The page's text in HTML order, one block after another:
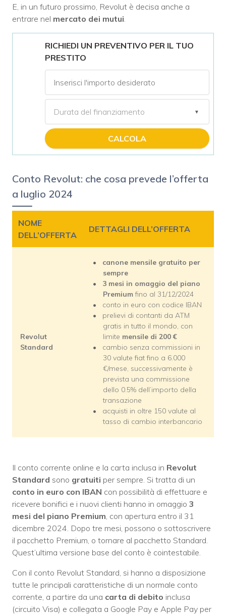
E, in un futuro prossimo, Revolut è decisa anche a
entrare nel mercato dei mutui.
RICHIEDI UN PREVENTIVO PER IL TUO
PRESTITO
CALCOLA
Conto Revolut: che cosa prevede l’offerta
a luglio 2024
NOME
DELL’OFFERTA
DETTAGLI DELL’OFFERTA
Revolut
Standard
canone mensile gratuito per
sempre
3 mesi in omaggio del piano
Premiumfino al 31/12/2024
conto in euro con codice IBAN
prelievi di contanti da ATM
gratis in tutto il mondo, con
limite mensile di 200 €
cambio senza commissioni in
30 valute fiat fino a 6.000
€/mese, successivamente è
prevista una commissione
dello 0.5% dell’importo della
transazione
acquisti in oltre 150 valute al
tasso di cambio interbancario
Il conto corrente online e la carta inclusa in Revolut
Standard sono gratuiti per sempre. Si tratta di un
conto in euro con IBAN con possibilità di effettuare e
ricevere bonifici e i nuovi clienti hanno in omaggio 3
mesi del piano Premium, con apertura entro il 31
dicembre 2024. Dopo tre mesi, possono o sottoscrivere
il pacchetto Premium, o tornare al pacchetto Standard.
Quest’ultima versione base del conto è cointestabile.
Con il conto Revolut Standard, si hanno a disposizione
tutte le principali caratteristiche di un normale conto
corrente, a partire da una carta di debito inclusa
(circuito Visa) e collegata a Google Pay e Apple Pay per